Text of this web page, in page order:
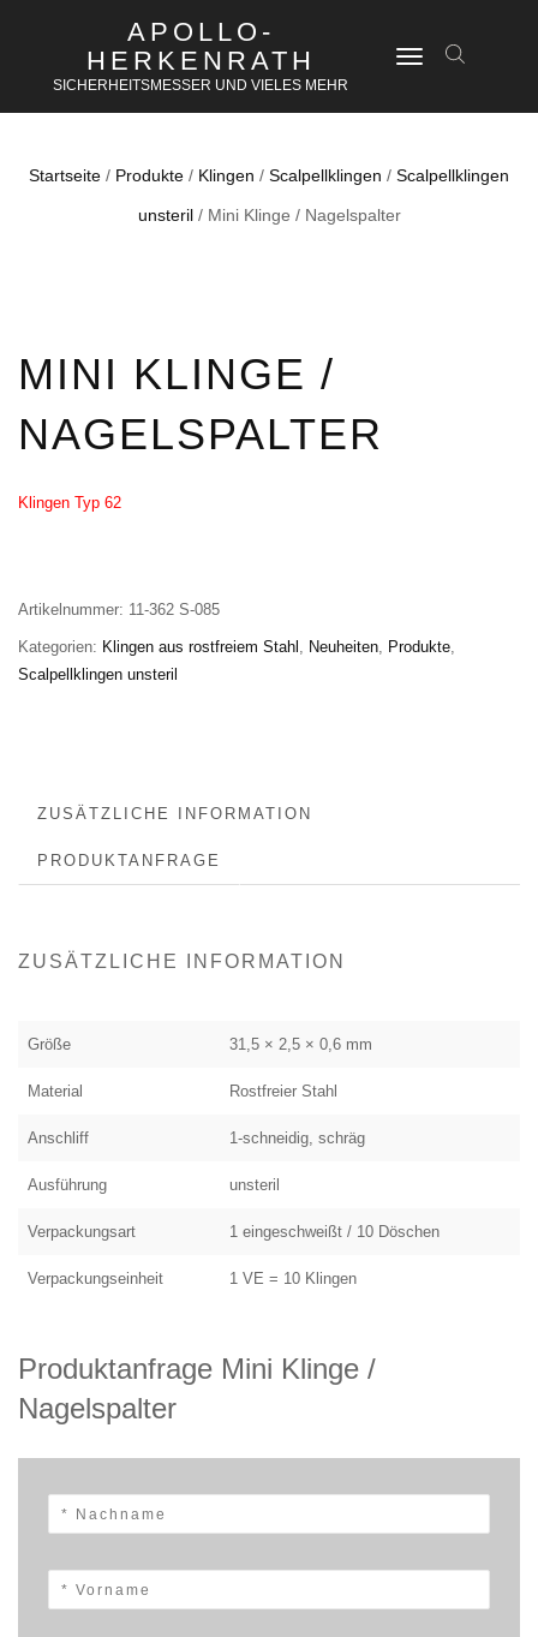
APOLLO-
HERKENRATH
SICHERHEITSMESSER UND VIELES MEHR
NAVIGATION
Startseite / Produkte / Klingen / Scalpellklingen / Scalpellklingen
unsteril/ Mini Klinge / Nagelspalter
MINI KLINGE /
NAGELSPALTER
Klingen Typ 62
Artikelnummer: 11-362 S-085
Kategorien: Klingen aus rostfreiem Stahl Neuheiten Produkte
Scalpellklingen unsteril
ZUSÄTZLICHE INFORMATION
PRODUKTANFRAGE
ZUSÄTZLICHE INFORMATION
Größe 31,5 × 2,5 × 0,6 mm
Material Rostfreier Stahl
Anschliff 1-schneidig, schräg
Ausführung unsteril
Verpackungsart 1 eingeschweißt / 10 Döschen
Verpackungseinheit 1 VE = 10 Klingen
Produktanfrage Mini Klinge /
Nagelspalter